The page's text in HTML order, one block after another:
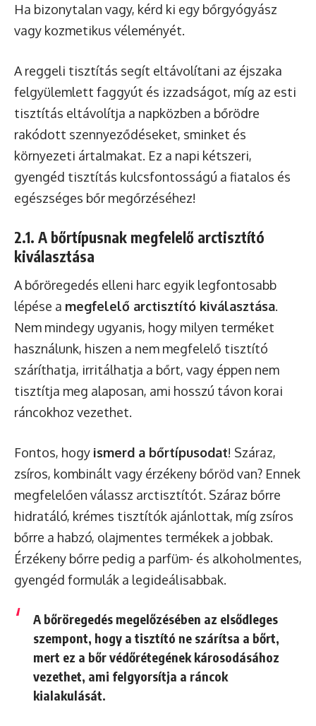
Ha bizonytalan vagy, kérd ki egy bőrgyógyász
vagy kozmetikus véleményét.
A reggeli tisztítás segít eltávolítani az éjszaka
felgyülemlett faggyút és izzadságot, míg az esti
tisztítás eltávolítja a napközben a bőrödre
rakódott szennyeződéseket, sminket és
környezeti ártalmakat. Ez a napi kétszeri,
gyengéd tisztítás kulcsfontosságú a fiatalos és
egészséges bőr megőrzéséhez!
2.1. A bőrtípusnak megfelelő arctisztító
kiválasztása
A bőröregedés elleni harc egyik legfontosabb
lépése a megfelelő arctisztító kiválasztása.
Nem mindegy ugyanis, hogy milyen terméket
használunk, hiszen a nem megfelelő tisztító
száríthatja, irritálhatja a bőrt, vagy éppen nem
tisztítja meg alaposan, ami hosszú távon korai
ráncokhoz vezethet.
Fontos, hogy ismerd a bőrtípusodat! Száraz,
zsíros, kombinált vagy érzékeny bőröd van? Ennek
megfelelően válassz arctisztítót. Száraz bőrre
hidratáló, krémes tisztítók ajánlottak, míg zsíros
bőrre a habzó, olajmentes termékek a jobbak.
Érzékeny bőrre pedig a parfüm- és alkoholmentes,
gyengéd formulák a legideálisabbak.
A bőröregedés megelőzésében az elsődleges
szempont, hogy a tisztító ne szárítsa a bőrt,
mert ez a bőr védőrétegének károsodásához
vezethet, ami felgyorsítja a ráncok
kialakulását.